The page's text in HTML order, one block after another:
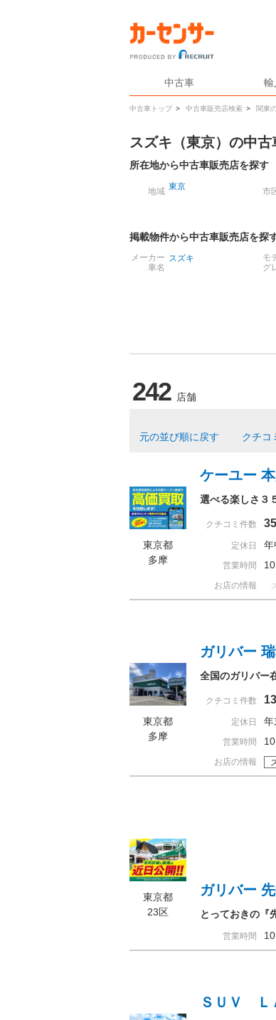
中古車 輸
中古車トップ > 中古車販売店検索 > 関東
スズキ（東京）の中
所在地から中古車販売店を探す
地域 東京 市
掲載物件から中古車販売店を探
メーカー
車名
スズキ
モ
グ
242 店舗
元の並び順に戻す クチコ
東京都
多摩
ケーユー
選べる楽しさ３
クチコミ件数
定休日 年
営業時間
お店の情報
東京都
多摩
ガリバー
全国のガリバー
クチコミ件数
定休日 年
営業時間
お店の情報
東京都
23区
ガリバー
とっておきの『
営業時間
ＳＵＶ Ｌ